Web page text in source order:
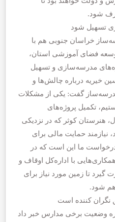
شود.
تسهیل شود
خراسان جنوبی هم با
فضای آموزشی استان،
مدرسه‌سازی و تسهیل
خیریه درباره چالش‌ها و
گفت: یکی از مشکلات
تکمیل پروژه‌های
هنرستان کوثر که در نزدیکی
نیازمند حمایت مالی برای
ما این است که در
با اداره‌کل اوقاف و
تا زمین مورد نیاز برای
شود.
کننده است
وضعیت برخی مدارس خبر داد